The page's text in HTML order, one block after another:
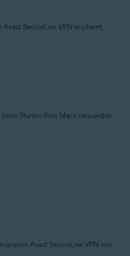
SecureLine VPN erscheint,
Starten Ihres Macs verwenden.
Avast SecureLine VPN von